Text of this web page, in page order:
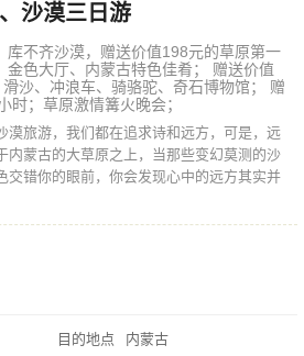
沙漠三日游
库不齐沙漠，赠送价值198元的草原第一
色大厅、内蒙古特色佳肴； 赠送价值
沙、冲浪车、骑骆驼、奇石博物馆； 赠
时；草原激情篝火晚会；
漠旅游，我们都在追求诗和远方，可是，远
内蒙古的大草原之上，当那些变幻莫测的沙
交错你的眼前，你会发现心中的远方其实并
目的地点
内蒙古